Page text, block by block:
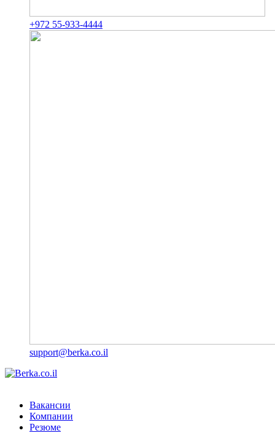
+972 55-933-4444
support@berka.co.il
Вакансии
Компании
Резюме